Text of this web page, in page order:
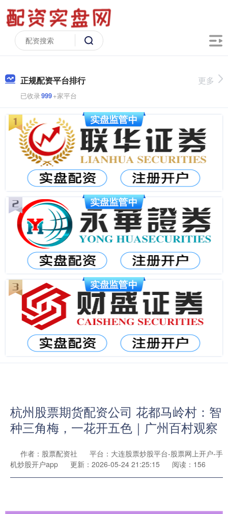
正规配资平台排行
已收录999+家平台
更多
杭州股票期货配资公司 花都马岭村：智
种三角梅，一花开五色｜广州百村观察
作者：股票配资社
平台：大连股票炒股平台-股票网上开户-手
机炒股开户app
更新：2026-05-24 21:25:15 阅读：156